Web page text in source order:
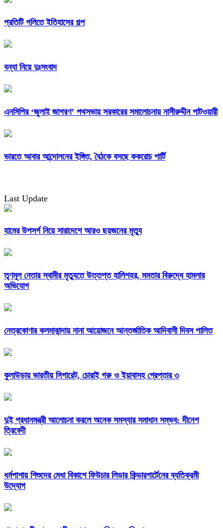
প্রতিটি গলিতে ইতিহাসের গল্প
বন্যা নিয়ে দুঃসংবাদ
এনসিপির ‘জুলাই জাগরণ’ পথসভায় সরকারের সমালোচনায় নাসীরুদ্দীন পাটওয়ারী
ভারতে আবার আন্দোলনের ইঙ্গিত, বৈঠকে বসছে ককরোচ পার্টি
Last Update
হামের উপসর্গ নিয়ে সারাদেশে আরও ছয়জনের মৃত্যু
তৃণমূল নেতার স্বামীর মৃত্যুতে উত্তপ্ত হালিশহর, মমতার বিরুদ্ধে হামলার
অভিযোগ
নেত্রকোণার কলমাকান্দায় নানা আয়োজনে আন্তর্জাতিক আদিবাসী দিবস পালিত
কুলাউড়ায় ভারতীয় সিগারেট, চোরাই গরু ও ইয়াবাসহ গ্রেপ্তার ৩
দুই প্রধানমন্ত্রী আলোচনা করলে অনেক সমস্যার সমাধান সম্ভব: দীনেশ
ত্রিবেদী
ধর্মপাশায় শিশুদের মেধা বিকাশে ফিউচার লিডার কিন্ডারগার্টেনের ব্যতিক্রমী
উদ্যোগ